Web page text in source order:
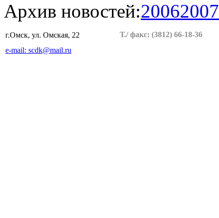
Архив новостей:20062007
г.Омск, ул. Омская, 22
e-mail: scdk@mail.ru
Т./ факс: (3812) 66-18-36